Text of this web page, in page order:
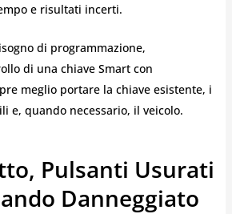
e risultati incerti.
di programmazione,
di una chiave Smart con
meglio portare la chiave esistente, i
e, quando necessario, il veicolo.
Pulsanti Usurati
Danneggiato